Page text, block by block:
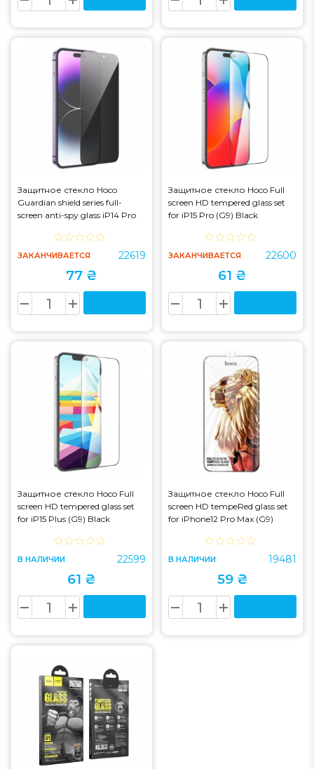
Защитное стекло Hoco
Guardian shield series full-
screen anti-spy glass iP14 Pro
ЗАКАНЧИВАЕТСЯ 22619
77 ₴
Защитное стекло Hoco Full
screen HD tempered glass set
for iP15 Pro (G9) Black
ЗАКАНЧИВАЕТСЯ 22600
61 ₴
Защитное стекло Hoco Full
screen HD tempered glass set
for iP15 Plus (G9) Black
В НАЛИЧИИ 22599
61 ₴
Защитное стекло Hoco Full
screen HD tempeRed glass set
for iPhone12 Pro Max (G9)
В НАЛИЧИИ 19481
59 ₴